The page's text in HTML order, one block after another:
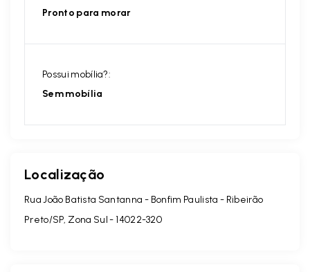
Pronto para morar
Possui mobília?:
Sem mobília
Localização
Rua João Batista Santanna - Bonfim Paulista - Ribeirão
Preto/SP, Zona Sul - 14022-320